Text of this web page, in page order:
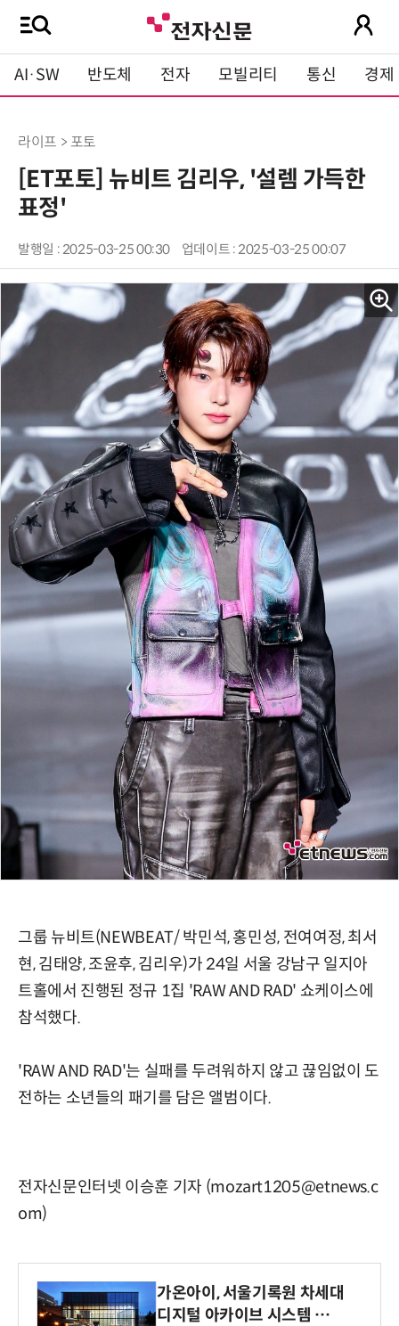
AI·SW 반도체 전자 모빌리티 통신 경제
라이프 > 포토
[ET포토] 뉴비트 김리우, '설렘 가득한
표정'
발행일 : 2025-03-25 00:30 업데이트 : 2025-03-25 00:07
그룹 뉴비트(NEWBEAT/ 박민석, 홍민성, 전여여정, 최서
현, 김태양, 조윤후, 김리우)가 24일 서울 강남구 일지아
트홀에서 진행된 정규 1집 'RAW AND RAD' 쇼케이스에
참석했다.
'RAW AND RAD'는 실패를 두려워하지 않고 끊임없이 도
전하는 소년들의 패기를 담은 앨범이다.
전자신문인터넷 이승훈 기자 (mozart1205@etnews.c
om)
가온아이, 서울기록원 차세대
디지털 아카이브 시스템 구축